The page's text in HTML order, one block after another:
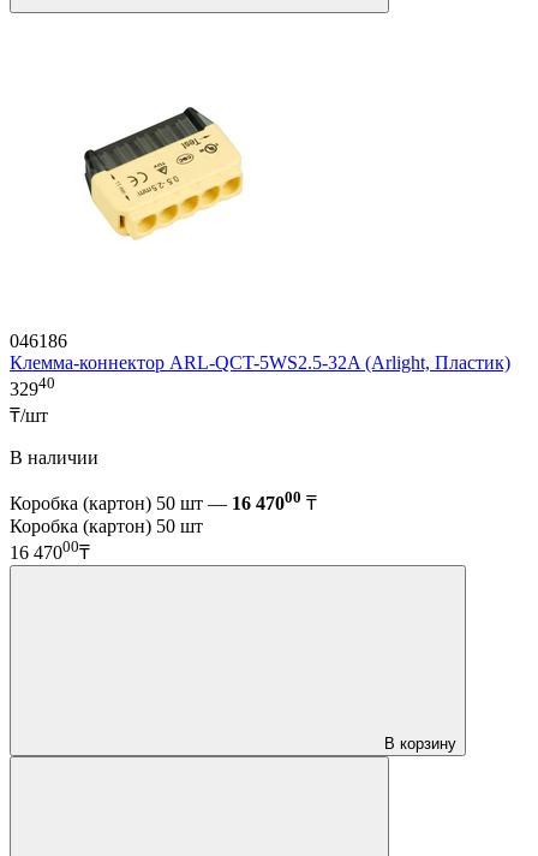
046186
Клемма-коннектор ARL-QCT-5WS2.5-32A (Arlight, Пластик)
32940
₸/шт
В наличии
Коробка (картон) 50 шт — 16 47000 ₸
Коробка (картон) 50 шт
16 47000₸
В корзину